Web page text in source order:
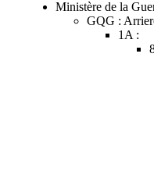
Ministère de la
GQG :
1A :